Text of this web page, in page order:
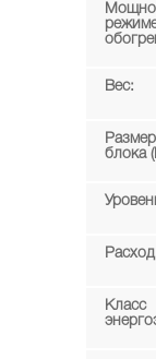
Вес:
блока
Класс